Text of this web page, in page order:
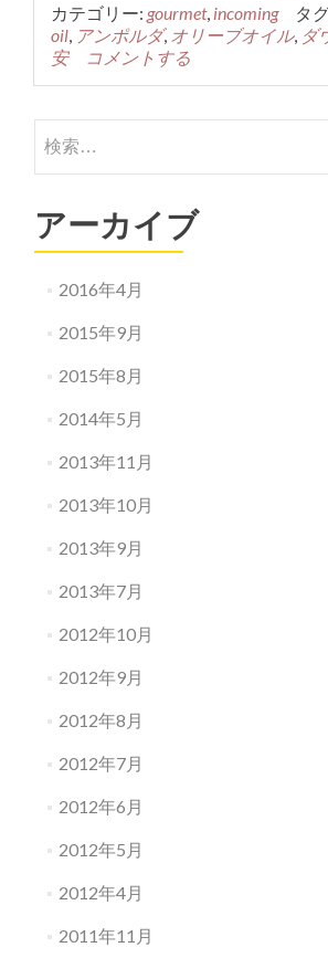
about
最
ダ
カテゴリー: gourmet, incoming タ
oil, アンポルダ, オリーブオイル, ダ
安
コメントする
索:
アーカイブ
2016年4月
2015年9月
2015年8月
2014年5月
2013年11月
2013年10月
2013年9月
2013年7月
2012年10月
2012年9月
2012年8月
2012年7月
2012年6月
2012年5月
2012年4月
2011年11月